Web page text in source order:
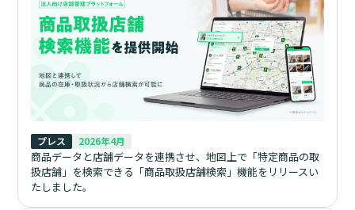
プレス 2026年4月
商品データと店舗データを連携させ、地図上で「特定商品の取
扱店舗」を検索できる「商品取扱店舗検索」機能をリリースい
たしました。